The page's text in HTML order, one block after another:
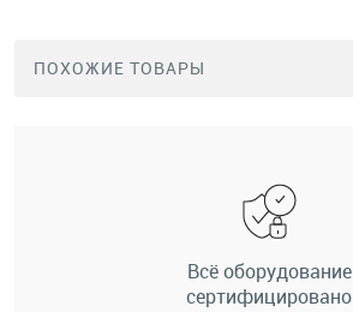
ПОХОЖИЕ ТОВАРЫ
Всё оборудование
сертифицировано